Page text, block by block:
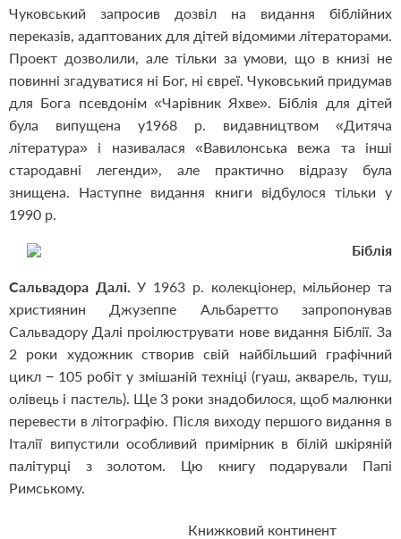
Чуковський запросив дозвіл на видання біблійних
переказів, адаптованих для дітей відомими літераторами.
Проект дозволили, але тільки за умови, що в книзі не
повинні згадуватися ні Бог, ні євреї. Чуковський придумав
для Бога псевдонім «Чарівник Яхве». Біблія для дітей
була випущена у1968 р. видавництвом «Дитяча
література» і називалася «Вавилонська вежа та інші
стародавні легенди», але практично відразу була
знищена. Наступне видання книги відбулося тільки у
1990 р.
Біблія
Сальвадора Далі. У 1963 р. колекціонер, мільйонер та
християнин Джузеппе Альбаретто запропонував
Сальвадору Далі проілюструвати нове видання Біблії. За
2 роки художник створив свій найбільший графічний
цикл − 105 робіт у змішаній техніці (гуаш, акварель, туш,
олівець і пастель). Ще 3 роки знадобилося, щоб малюнки
перевести в літографію. Після виходу першого видання в
Італії випустили особливий примірник в білій шкіряній
палітурці з золотом. Цю книгу подарували Папі
Римському.
Книжковий континент